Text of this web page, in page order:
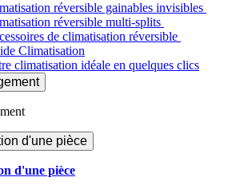
réversible gainables invisibles
réversible multi-splits
de climatisation réversible
Climatisation
climatisation idéale en quelques clics
d'une pièce
d'une pièce